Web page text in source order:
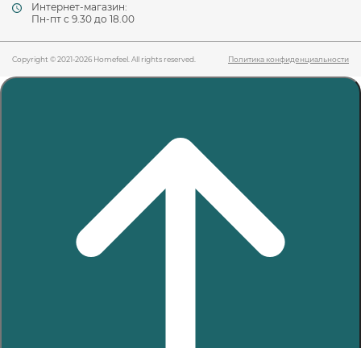
Интернет-магазин:
Пн-пт c 9.30 до 18.00
Copyright © 2021-2026 Homefeel. All rights reserved. Политика конфиденциальности